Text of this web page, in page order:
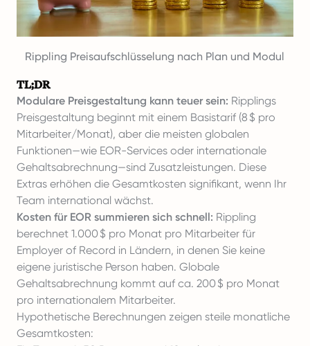
Rippling Preisaufschlüsselung nach Plan und Modul
TL;DR
Modulare Preisgestaltung kann teuer sein: Ripplings
Preisgestaltung beginnt mit einem Basistarif (8 $ pro
Mitarbeiter/Monat), aber die meisten globalen
Funktionen—wie EOR-Services oder internationale
Gehaltsabrechnung—sind Zusatzleistungen. Diese
Extras erhöhen die Gesamtkosten signifikant, wenn Ihr
Team international wächst.
Kosten für EOR summieren sich schnell: Rippling
berechnet 1.000 $ pro Monat pro Mitarbeiter für
Employer of Record in Ländern, in denen Sie keine
eigene juristische Person haben. Globale
Gehaltsabrechnung kommt auf ca. 200 $ pro Monat
pro internationalem Mitarbeiter.
Hypothetische Berechnungen zeigen steile monatliche
Gesamtkosten: